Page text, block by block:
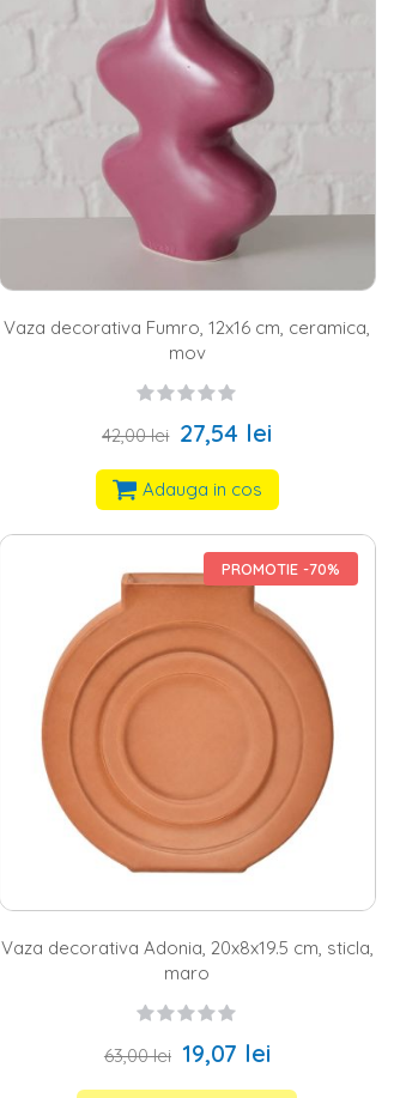
Vaza decorativa Fumro, 12x16 cm, ceramica,
mov
42,00 lei 27,54 lei
Adauga in cos
PROMOTIE -70%
Vaza decorativa Adonia, 20x8x19.5 cm, sticla,
maro
63,00 lei 19,07 lei